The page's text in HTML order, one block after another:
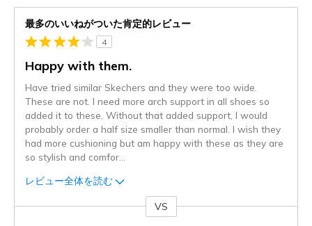
最多のいいねがついた肯定的レビュー
4
Happy with them.
Have tried similar Skechers and they were too wide.
These are not. I need more arch support in all shoes so
added it to these. Without that added support, I would
probably order a half size smaller than normal. I wish they
had more cushioning but am happy with these as they are
so stylish and comfor
レビュー全体を読む
VS